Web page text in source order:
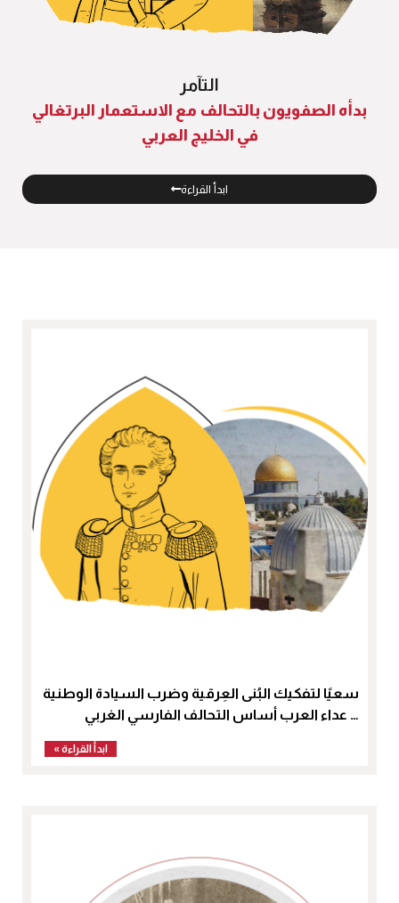
التآمر
بدأه الصفويون بالتحالف مع الاستعمار البرتغالي
في الخليج العربي
ابدأ القراءة
سعيًا لتفكيك البُنى العِرقية وضرب السيادة الوطنية
… عداء العرب أساس التحالف الفارسي الغربي
ابدأ القراءة »